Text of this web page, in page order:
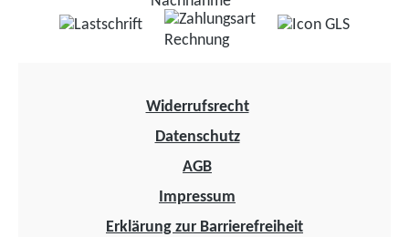
Widerrufsrecht
Datenschutz
AGB
Impressum
Erklärung zur Barrierefreiheit